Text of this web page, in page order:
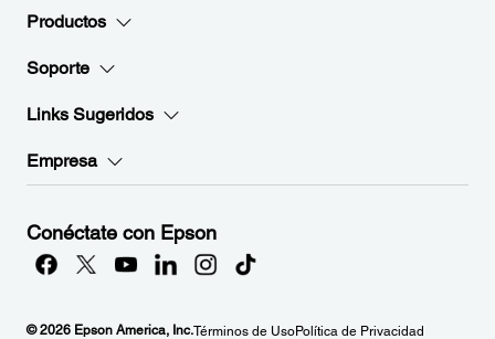
Productos
Soporte
Links Sugeridos
Empresa
Conéctate con Epson
© 2026 Epson America, Inc.Términos de UsoPolítica de Privacidad